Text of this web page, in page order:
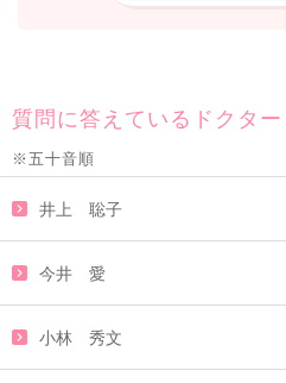
質問に答えているドクター
※五十音順
井上 聡子
今井 愛
小林 秀文